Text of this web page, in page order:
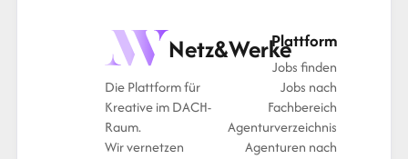
Netz&Werke
Die Plattform für
Kreative im DACH-
Raum.
Wir vernetzen
Plattform
Jobs finden
Jobs nach
Fachbereich
Agenturverzeichnis
Agenturen nach